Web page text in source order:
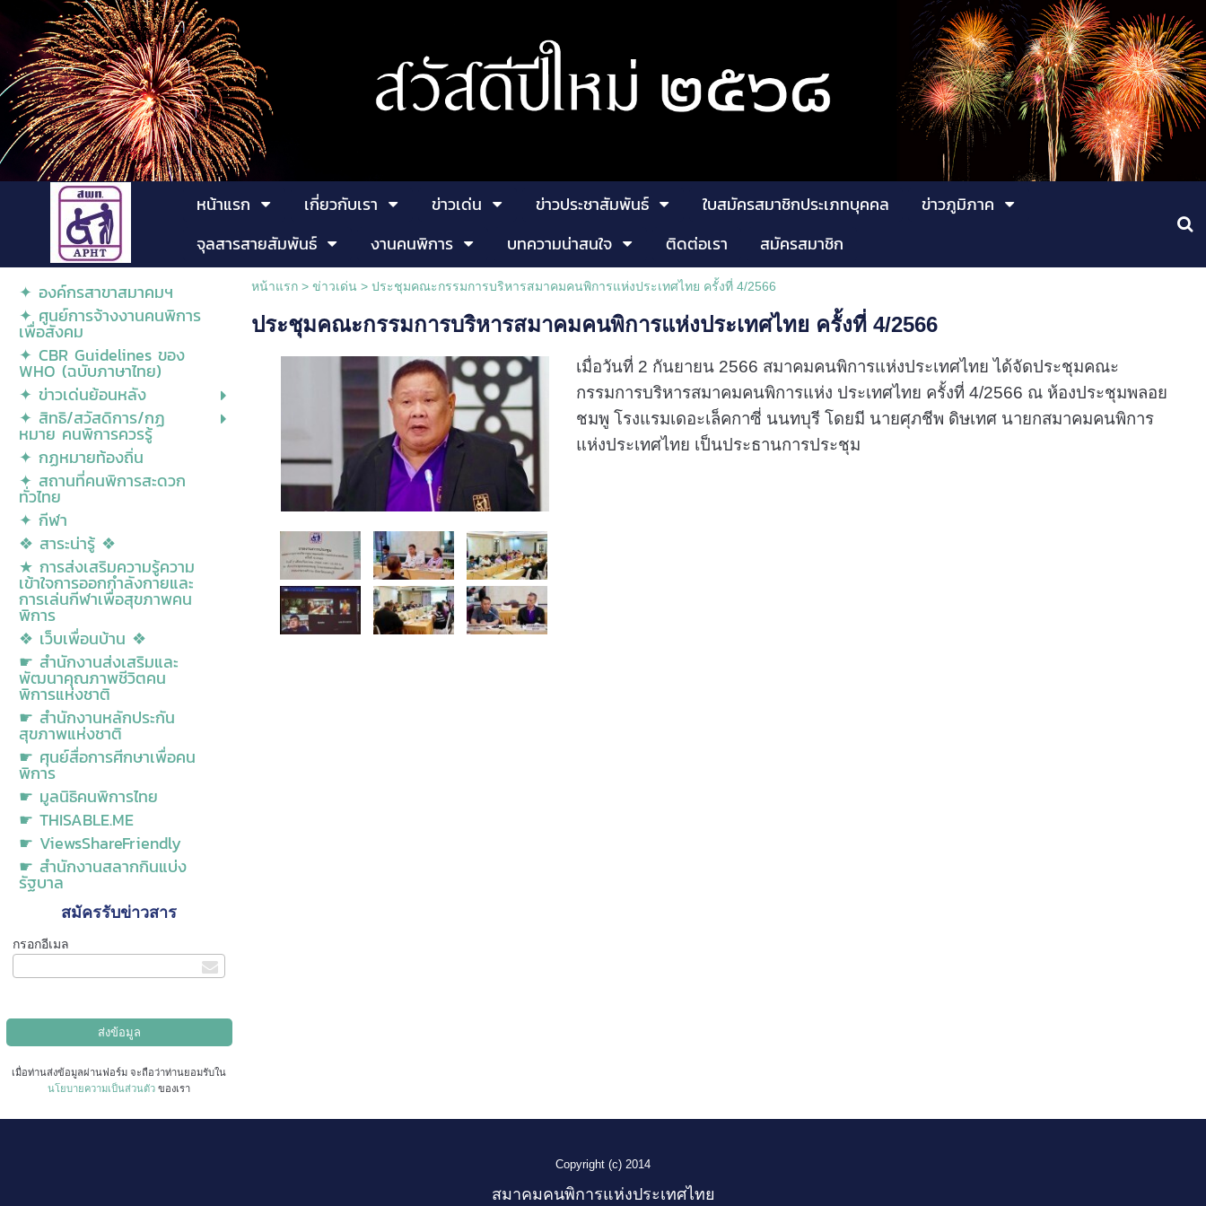
หน้าแรก เกี่ยวกับเรา ข่าวเด่น ข่าวประชาสัมพันธ์ ใบสมัครสมาชิกประเภทบุคคล
ข่าวภูมิภาค
จุลสารสายสัมพันธ์
งานคนพิการ บทความน่าสนใจ ติดต่อเรา
สมัครสมาชิก
✦ องค์กรสาขาสมาคมฯ
✦ ศูนย์การจ้างงานคนพิการ
เพื่อสังคม
✦ CBR Guidelines ของ
WHO (ฉบับภาษาไทย)
✦ ข่าวเด่นย้อนหลัง
✦ สิทธิ/สวัสดิการ/กฏ
หมาย คนพิการควรรู้
✦ กฏหมายท้องถิ่น
✦ สถานที่คนพิการสะดวก
ทั่วไทย
✦ กีฬา
❖ สาระน่ารู้ ❖
★ การส่งเสริมความรู้ความ
เข้าใจการออกกำลังกายและ
การเล่นกีฬาเพื่อสุขภาพคน
พิการ
❖ เว็บเพื่อนบ้าน ❖
☛ สำนักงานส่งเสริมและ
พัฒนาคุณภาพชีวิตคน
พิการแห่งชาติ
☛ สำนักงานหลักประกัน
สุขภาพแห่งชาติ
☛ ศุนย์สื่อการศีกษาเพื่อคน
พิการ
☛ มูลนิธิคนพิการไทย
☛ THISABLE.ME
☛ ViewsShareFriendly
☛ สำนักงานสลากกินแบ่ง
รัฐบาล
สมัครรับข่าวสาร
กรอกอีเมล
เมื่อท่านส่งข้อมูลผ่านฟอร์ม จะถือว่าท่านยอมรับใน
นโยบายความเป็นส่วนตัว ของเรา
หน้าแรก> ข่าวเด่น > ประชุมคณะกรรมการบริหารสมาคมคนพิการแห่งประเทศไทย ครั้งที่ 4/2566
ประชุมคณะกรรมการบริหารสมาคมคนพิการแห่งประเทศไทย ครั้งที่ 4/2566
เมื่อวันที่ 2 กันยายน 2566 สมาคมคนพิการแห่งประเทศไทย ได้จัดประชุมคณะ
กรรมการบริหารสมาคมคนพิการแห่ง ประเทศไทย ครั้งที่ 4/2566 ณ ห้องประชุมพลอย
ชมพู โรงแรมเดอะเล็คกาซี่ นนทบุรี โดยมี นายศุภชีพ ดิษเทศ นายกสมาคมคนพิการ
แห่งประเทศไทย เป็นประธานการประชุม
Copyright (c) 2014
สมาคมคนพิการแห่งประเทศไทย